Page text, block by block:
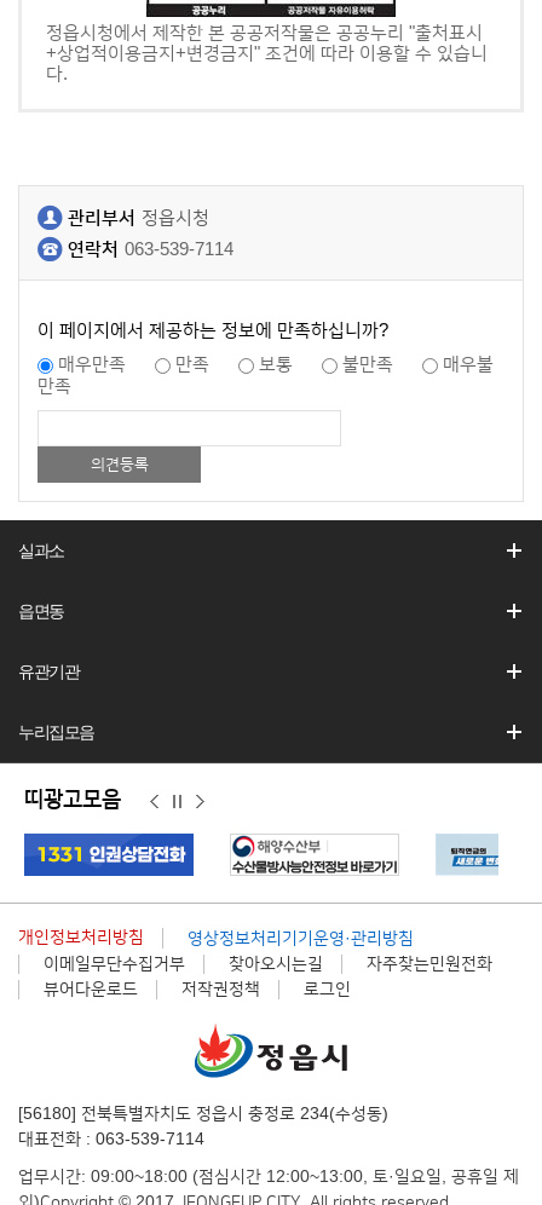
정읍시청에서 제작한 본 공공저작물은 공공누리 "출처표시
+상업적이용금지+변경금지" 조건에 따라 이용할 수 있습니
다.
관리부서 정읍시청
연락처 063-539-7114
이 페이지에서 제공하는 정보에 만족하십니까?
매우만족
만족 보통 불만족
매우불
만족
실과소
읍면동
유관기관
누리집모음
띠광고모음
이
전
정
지
다
개인정보처리방침
영상정보처리기기운영·관리방침
이메일무단수집거부
찾아오시는길
자주찾는민원전화
뷰어다운로드
저작권정책 로그인
[56180] 전북특별자치도 정읍시 충정로 234(수성동)
대표전화 : 063-539-7114
업무시간: 09:00~18:00 (점심시간 12:00~13:00, 토·일요일, 공휴일 제